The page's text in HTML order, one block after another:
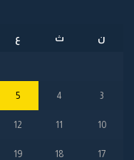
ن ث ع
3
4
5
10
11
12
17
18
19